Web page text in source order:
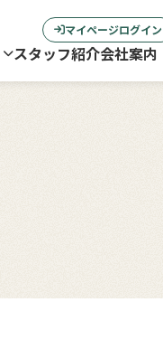
マイページログイン
スタッフ紹介会社案内